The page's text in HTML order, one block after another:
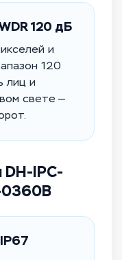
120 дБ
и
120
лиц и
свете —
IPC-
0360B